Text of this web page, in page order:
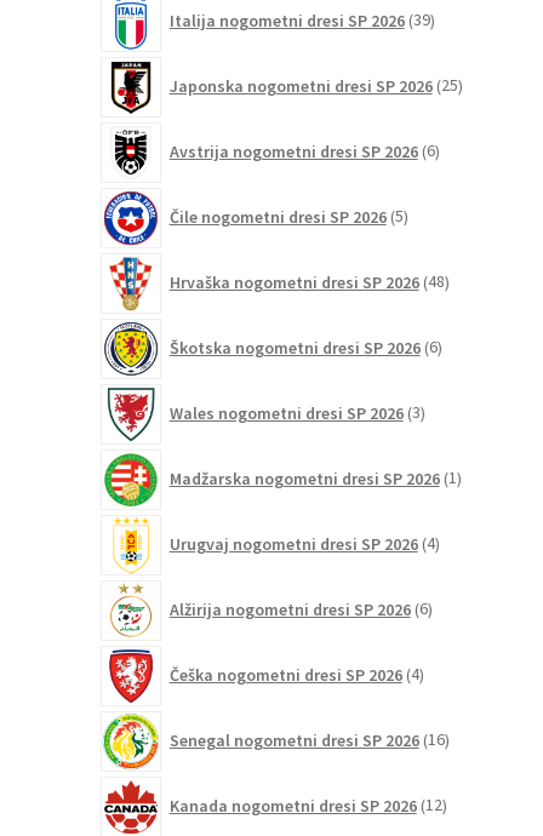
Italija nogometni dresi SP 2026 39izdelkov
Japonska nogometni dresi SP 2026 25izdelkov
Avstrija nogometni dresi SP 2026 6izdelkov
Čile nogometni dresi SP 2026 5izdelkov
Hrvaška nogometni dresi SP 2026 48izdelkov
Škotska nogometni dresi SP 2026 6izdelkov
Wales nogometni dresi SP 2026 3izdelki
Madžarska nogometni dresi SP 2026 1izdelek
Urugvaj nogometni dresi SP 2026 4izdelki
Alžirija nogometni dresi SP 2026 6izdelkov
Češka nogometni dresi SP 2026 4izdelki
Senegal nogometni dresi SP 2026 16izdelkov
Kanada nogometni dresi SP 2026 12izdelkov